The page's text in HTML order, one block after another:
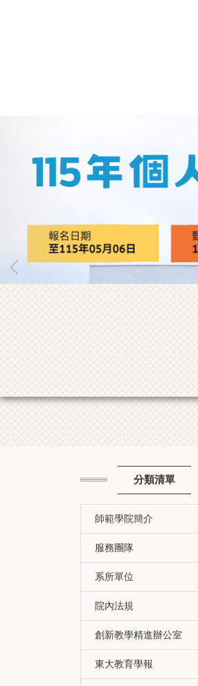
分類清單
師範學院簡介
服務團隊
系所單位
院內法規
創新教學精進辦公室
東大教育學報